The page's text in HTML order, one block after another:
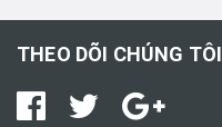
THEO DÕI CHÚNG TÔI